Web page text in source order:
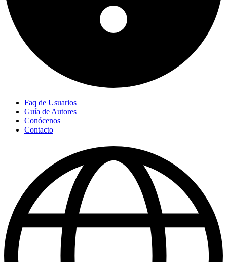
Faq de Usuarios
Guía de Autores
Conócenos
Contacto